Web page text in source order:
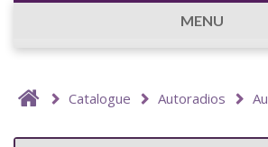
MENU
Catalogue Autoradios